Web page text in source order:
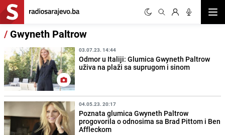
/ Gwyneth Paltrow
03.07.23. 14:44
Odmor u Italiji: Glumica Gwyneth Paltrow
uživa na plaži sa suprugom i sinom
04.05.23. 20:17
Poznata glumica Gwyneth Paltrow
progovorila o odnosima sa Brad Pittom i Ben
Affleckom